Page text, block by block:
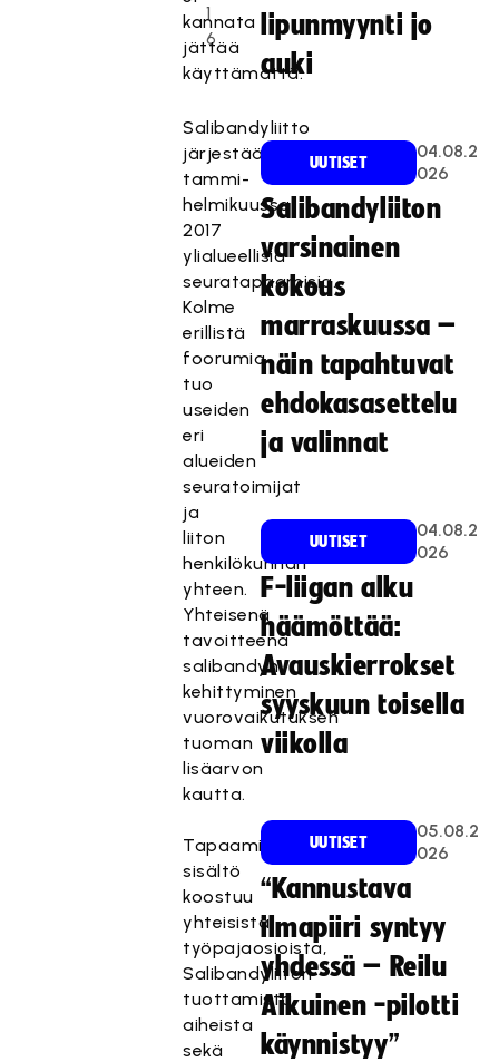
1
6
kannata
jättää
käyttämättä.
Salibandyliitto
järjestää
tammi-
helmikuussa
2017
ylialueellisia
seuratapaamisia.
Kolme
erillistä
foorumia
tuo
useiden
eri
alueiden
seuratoimijat
ja
liiton
henkilökunnan
yhteen.
Yhteisenä
tavoitteena
salibandyn
kehittyminen
vuorovaikutuksen
tuoman
lisäarvon
kautta.
Tapaamisten
sisältö
koostuu
yhteisistä
työpajaosioista,
Salibandyliiton
tuottamista
aiheista
sekä
lipunmyynti jo
auki
UUTISET
04.08.2
026
Salibandyliiton
varsinainen
kokous
marraskuussa –
näin tapahtuvat
ehdokasasettelu
ja valinnat
UUTISET
04.08.2
026
F-liigan alku
häämöttää:
Avauskierrokset
syyskuun toisella
viikolla
UUTISET
05.08.2
026
“Kannustava
ilmapiiri syntyy
yhdessä – Reilu
Aikuinen -pilotti
käynnistyy”